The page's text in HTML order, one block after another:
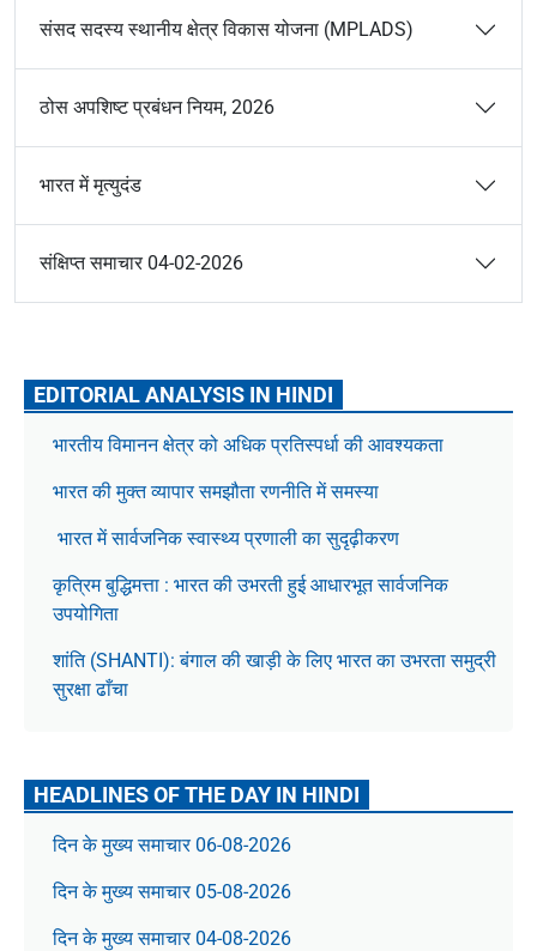
संसद सदस्य स्थानीय क्षेत्र विकास योजना (MPLADS)
ठोस अपशिष्ट प्रबंधन नियम, 2026
भारत में मृत्युदंड
संक्षिप्त समाचार 04-02-2026
EDITORIAL ANALYSIS IN HINDI
भारतीय विमानन क्षेत्र को अधिक प्रतिस्पर्धा की आवश्यकता
भारत की मुक्त व्यापार समझौता रणनीति में समस्या
भारत में सार्वजनिक स्वास्थ्य प्रणाली का सुदृढ़ीकरण
कृत्रिम बुद्धिमत्ता : भारत की उभरती हुई आधारभूत सार्वजनिक
उपयोगिता
शांति (SHANTI): बंगाल की खाड़ी के लिए भारत का उभरता समुद्री
सुरक्षा ढाँचा
HEADLINES OF THE DAY IN HINDI
दिन के मुख्य समाचार 06-08-2026
दिन के मुख्य समाचार 05-08-2026
दिन के मुख्य समाचार 04-08-2026